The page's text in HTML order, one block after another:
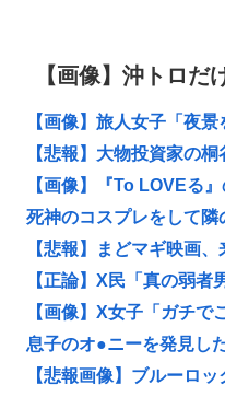
【画像】沖トロだ
【画像】旅人女子「夜
【悲報】大物投資家の
【画像】『To LOVEる
死神のコスプレをして隣
【悲報】まどマギ映画
【正論】X民「真の弱者
【画像】X女子「ガチで
息子のオ●ニーを発見し
【悲報画像】ブルーロ